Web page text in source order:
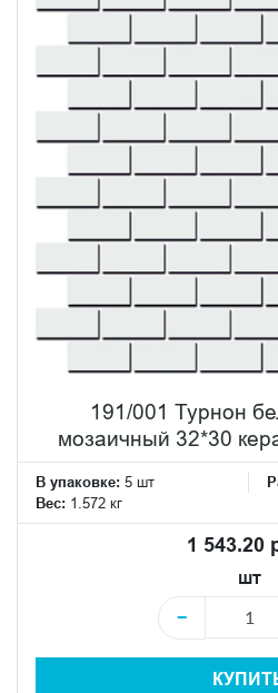
191/001 Турнон
мозаичный 32*30
В упаковке: 5 шт
Вес: 1.572 кг
1 543.20
шт
−